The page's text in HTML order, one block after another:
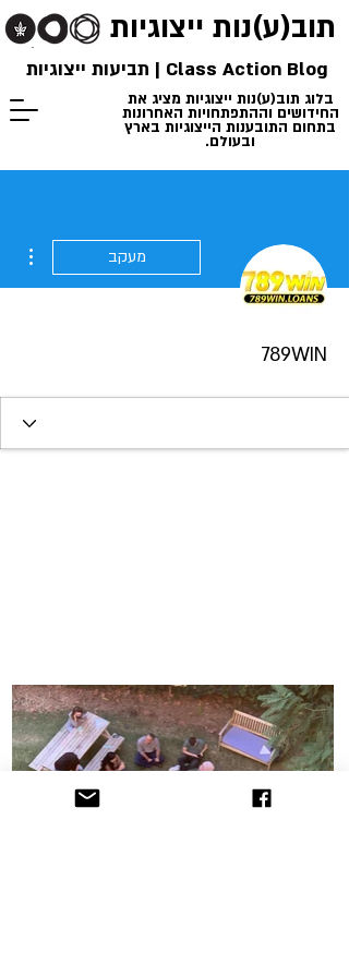
תוב(ע)נות ייצוגיות
בלוג תוב(ע)נות ייצוגיות מציג את
החידושים וההתפתחויות האחרונות
בתחום התובענות הייצוגיות בארץ
ובעולם.
Class Action Blog | תביעות ייצוגיות
מעקב
789WIN